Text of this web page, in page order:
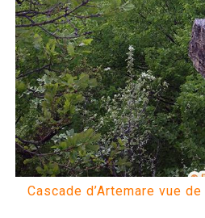
Cascade d’Artemare vue